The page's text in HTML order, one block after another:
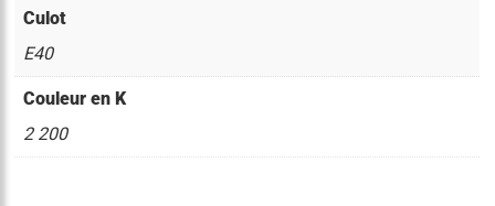
Culot
E40
Couleur en K
2 200